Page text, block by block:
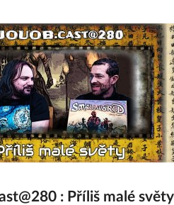
: Příliš malé světy